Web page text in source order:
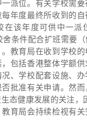
派位。有关学校需
年度最终所收到的
在该年度可供中一派
舍条件配合扩班需要
教育局在收到学校
包括香港整体学额
、学校配套设施、
批准有关申请。然
态健康发展的关注，
育局会持续检视有